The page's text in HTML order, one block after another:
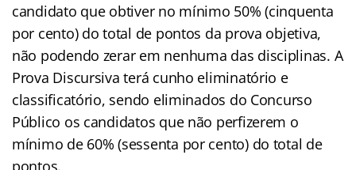
candidato que obtiver no mínimo 50% (cinquenta
por cento) do total de pontos da prova objetiva,
não podendo zerar em nenhuma das disciplinas. A
Prova Discursiva terá cunho eliminatório e
classificatório, sendo eliminados do Concurso
Público os candidatos que não perfizerem o
mínimo de 60% (sessenta por cento) do total de
pontos.